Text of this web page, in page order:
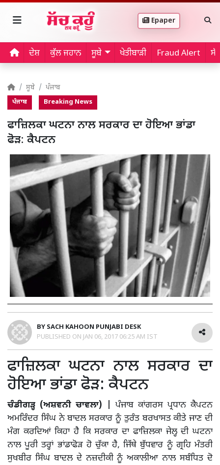
Epaper
ਦੇਸ਼ ਕੁੱਲ ਜਹਾਨ ਸੂਬੇ ਖੇਤੀਬਾੜੀ Fraud Alert
ਸੂਬੇ ਪੰਜਾਬ
ਪੰਜਾਬ Breaking News
ਫਾਜ਼ਿਲਕਾ ਘਟਨਾ ਨਾਲ ਸਰਕਾਰ ਦਾ ਹੋਇਆ ਭਾਂਡਾ
ਫੋੜ: ਕੈਪਟਨ
BY SACH KAHOON PUNJABI DESK
PUBLISHED ON JAN 06, 2017 06:25 AM IST
ਫਾਜ਼ਿਲਕਾ ਘਟਨਾ ਨਾਲ ਸਰਕਾਰ ਦਾ
ਹੋਇਆ ਭਾਂਡਾ ਫੋੜ: ਕੈਪਟਨ
ਚੰਡੀਗੜ੍ਹ (ਅਸ਼ਵਨੀ ਚਾਵਲਾ) |ਪੰਜਾਬ ਕਾਂਗਰਸ ਪ੍ਰਧਾਨ ਕੈਪਟਨ
ਅਮਰਿੰਦਰ ਸਿੰਘ ਨੇ ਬਾਦਲ ਸਰਕਾਰ ਨੂੰ ਤੁਰੰਤ ਬਰਖਾਸਤ ਕੀਤੇ ਜਾਣ ਦੀ
ਮੰਗ ਕਰਦਿਆਂ ਕਿਹਾ ਹੈ ਕਿ ਸਰਕਾਰ ਦਾ ਫਾਜ਼ਿਲਕਾ ਜੇਲ੍ਹ ਦੀ ਘਟਨਾ
ਨਾਲ ਪੂਰੀ ਤਰ੍ਹਾਂ ਭਾਂਡਾਫੋੜ ਹੋ ਚੁੱਕਾ ਹੈ, ਜਿੱਥੇ ਬੁੱਧਵਾਰ ਨੂੰ ਗ੍ਰਹਿ ਮੰਤਰੀ
ਸੁਖਬੀਰ ਸਿੰਘ ਬਾਦਲ ਦੇ ਨਜ਼ਦੀਕੀ ਨੂੰ ਅਕਾਲੀਆ ਨਾਲ ਸਬੰਧਿਤ ਦੋ